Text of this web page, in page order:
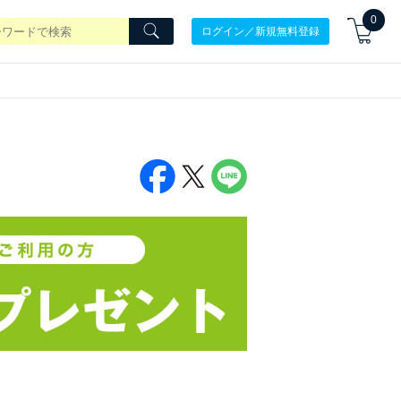
ログイン／新規無料登録
0